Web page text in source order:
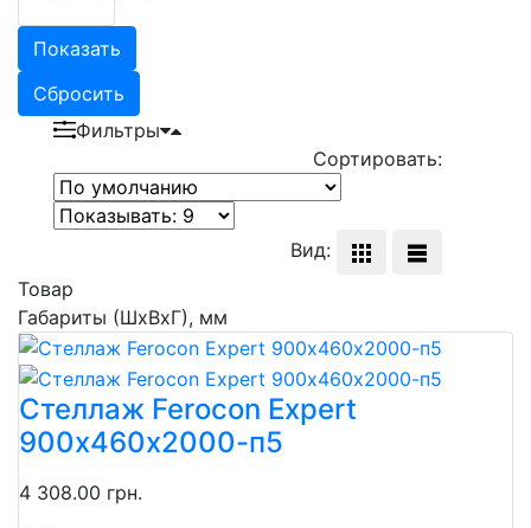
Показать
Сбросить
Фильтры
Сортировать:
Вид:
Товар
Габариты (ШхВхГ), мм
Стеллаж Ferocon Expert
900х460х2000-п5
4 308.00 грн.